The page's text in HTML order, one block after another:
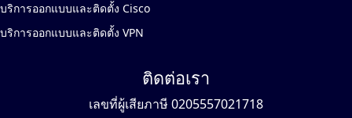
บริการออกแบบและติดตั้ง Cisco
บริการออกแบบและติดตั้ง VPN
ติดต่อเรา
เลขที่ผู้เสียภาษี 0205557021718